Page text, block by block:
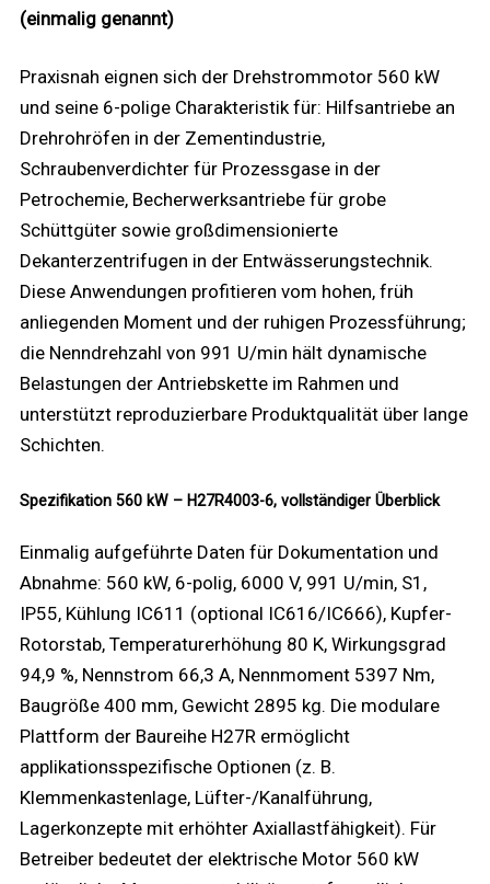
(einmalig genannt)
Praxisnah eignen sich der Drehstrommotor 560 kW
und seine 6-polige Charakteristik für: Hilfsantriebe an
Drehrohröfen in der Zementindustrie,
Schraubenverdichter für Prozessgase in der
Petrochemie, Becherwerksantriebe für grobe
Schüttgüter sowie großdimensionierte
Dekanterzentrifugen in der Entwässerungstechnik.
Diese Anwendungen profitieren vom hohen, früh
anliegenden Moment und der ruhigen Prozessführung;
die Nenndrehzahl von 991 U/min hält dynamische
Belastungen der Antriebskette im Rahmen und
unterstützt reproduzierbare Produktqualität über lange
Schichten.
Spezifikation 560 kW – H27R4003-6, vollständiger Überblick
Einmalig aufgeführte Daten für Dokumentation und
Abnahme: 560 kW, 6-polig, 6000 V, 991 U/min, S1,
IP55, Kühlung IC611 (optional IC616/IC666), Kupfer-
Rotorstab, Temperaturerhöhung 80 K, Wirkungsgrad
94,9 %, Nennstrom 66,3 A, Nennmoment 5397 Nm,
Baugröße 400 mm, Gewicht 2895 kg. Die modulare
Plattform der Baureihe H27R ermöglicht
applikationsspezifische Optionen (z. B.
Klemmenkastenlage, Lüfter-/Kanalführung,
Lagerkonzepte mit erhöhter Axiallastfähigkeit). Für
Betreiber bedeutet der elektrische Motor 560 kW